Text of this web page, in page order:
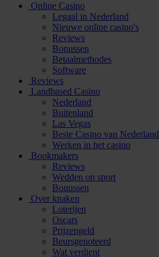
Online Casino
Legaal in Nederland
Nieuwe online casino's
Reviews
Bonussen
Betaalmethodes
Software
Reviews
Landbased Casino
Nederland
Buitenland
Las Vegas
Beste Casino van Nederland
Werken in het casino
Bookmakers
Reviews
Wedden op sport
Bonussen
Over knaken
Loterijen
Oscars
Prijzengeld
Beursgenoteerd
Wat verdient